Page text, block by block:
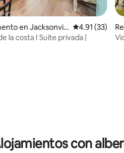
de 5; 160 evaluaciones
en Jacksonvill
Calificación
4.91 (33)
la costa I Suite privada |
con